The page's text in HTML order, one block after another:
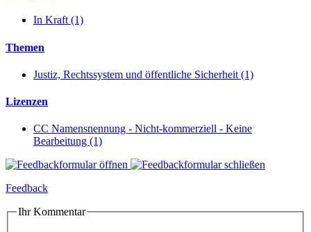
In Kraft (1)
Themen
Justiz, Rechtssystem und öffentliche Sicherheit (1)
Lizenzen
CC Namensnennung - Nicht-kommerziell - Keine
Bearbeitung (1)
Feedback
Ihr Kommentar